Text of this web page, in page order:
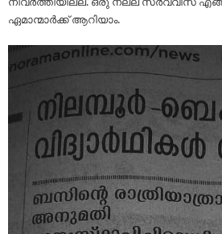
ഏമാന്മാർക്ക് ആറിയാം.